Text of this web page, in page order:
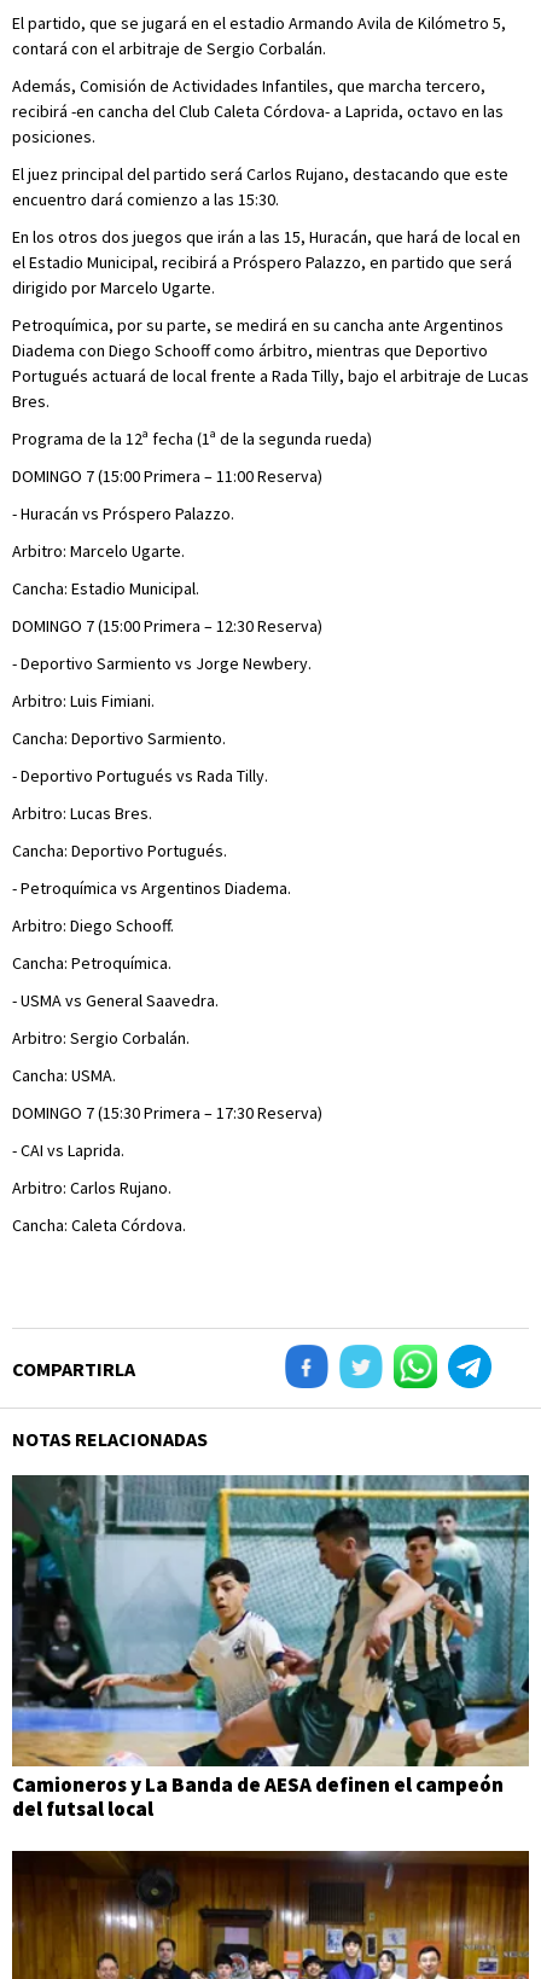
El partido, que se jugará en el estadio Armando Avila de Kilómetro 5,
contará con el arbitraje de Sergio Corbalán.
Además, Comisión de Actividades Infantiles, que marcha tercero,
recibirá -en cancha del Club Caleta Córdova- a Laprida, octavo en las
posiciones.
El juez principal del partido será Carlos Rujano, destacando que este
encuentro dará comienzo a las 15:30.
En los otros dos juegos que irán a las 15, Huracán, que hará de local en
el Estadio Municipal, recibirá a Próspero Palazzo, en partido que será
dirigido por Marcelo Ugarte.
Petroquímica, por su parte, se medirá en su cancha ante Argentinos
Diadema con Diego Schooff como árbitro, mientras que Deportivo
Portugués actuará de local frente a Rada Tilly, bajo el arbitraje de Lucas
Bres.
Programa de la 12ª fecha (1ª de la segunda rueda)
DOMINGO 7 (15:00 Primera – 11:00 Reserva)
- Huracán vs Próspero Palazzo.
Arbitro: Marcelo Ugarte.
Cancha: Estadio Municipal.
DOMINGO 7 (15:00 Primera – 12:30 Reserva)
- Deportivo Sarmiento vs Jorge Newbery.
Arbitro: Luis Fimiani.
Cancha: Deportivo Sarmiento.
- Deportivo Portugués vs Rada Tilly.
Arbitro: Lucas Bres.
Cancha: Deportivo Portugués.
- Petroquímica vs Argentinos Diadema.
Arbitro: Diego Schooff.
Cancha: Petroquímica.
- USMA vs General Saavedra.
Arbitro: Sergio Corbalán.
Cancha: USMA.
DOMINGO 7 (15:30 Primera – 17:30 Reserva)
- CAI vs Laprida.
Arbitro: Carlos Rujano.
Cancha: Caleta Córdova.
COMPARTIRLA
NOTAS RELACIONADAS
Camioneros y La Banda de AESA definen el campeón
del futsal local